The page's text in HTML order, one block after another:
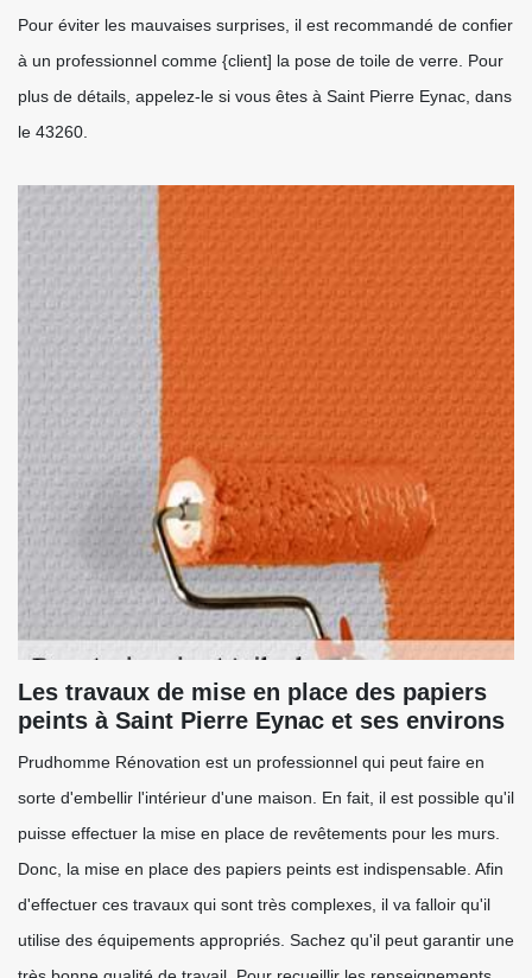
Pour éviter les mauvaises surprises, il est recommandé de confier
à un professionnel comme {client] la pose de toile de verre. Pour
plus de détails, appelez-le si vous êtes à Saint Pierre Eynac, dans
le 43260.
Les travaux de mise en place des papiers
peints à Saint Pierre Eynac et ses environs
Prudhomme Rénovation est un professionnel qui peut faire en
sorte d'embellir l'intérieur d'une maison. En fait, il est possible qu'il
puisse effectuer la mise en place de revêtements pour les murs.
Donc, la mise en place des papiers peints est indispensable. Afin
d'effectuer ces travaux qui sont très complexes, il va falloir qu'il
utilise des équipements appropriés. Sachez qu'il peut garantir une